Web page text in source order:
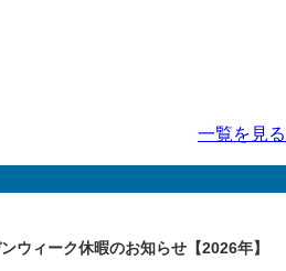
一覧を見る
ウィーク休暇のお知らせ【2026年】